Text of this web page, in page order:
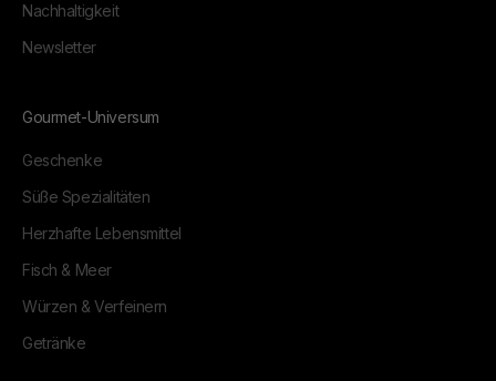
Nachhaltigkeit
Newsletter
Gourmet-Universum
Geschenke
Süße Spezialitäten
Herzhafte Lebensmittel
Fisch & Meer
Würzen & Verfeinern
Getränke